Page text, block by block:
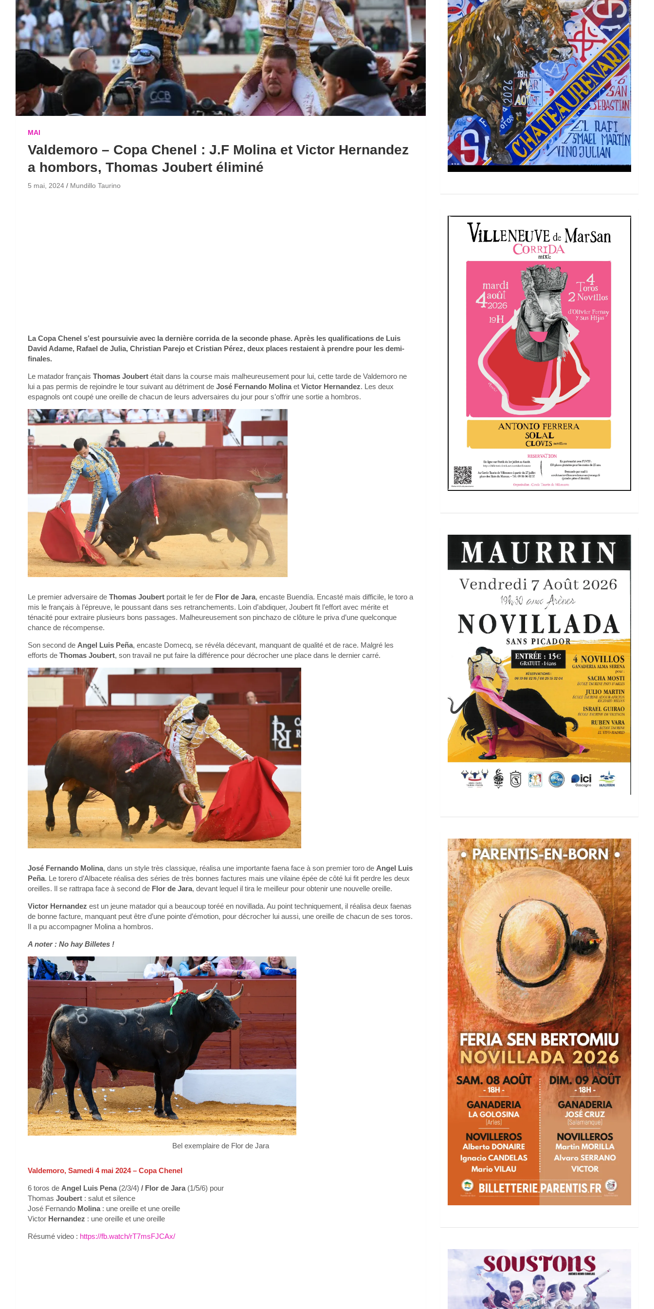
MAI
Valdemoro – Copa Chenel : J.F Molina et Victor Hernandez
a hombors, Thomas Joubert éliminé
5 mai, 2024 Mundillo Taurino
La Copa Chenel s’est poursuivie avec la dernière corrida de la seconde phase. Après les qualifications de Luis
David Adame, Rafael de Julia, Christian Parejo et Cristian Pérez, deux places restaient à prendre pour les demi-
finales.
Le matador français Thomas Joubert était dans la course mais malheureusement pour lui, cette tarde de Valdemoro ne
lui a pas permis de rejoindre le tour suivant au détriment de José Fernando Molinaet Victor Hernandez. Les deux
espagnols ont coupé une oreille de chacun de leurs adversaires du jour pour s’offrir une sortie a hombros.
Le premier adversaire de Thomas Joubert portait le fer de Flor de Jara, encaste Buendía. Encasté mais difficile, le toro a
mis le français à l’épreuve, le poussant dans ses retranchements. Loin d’abdiquer, Joubert fit l’effort avec mérite et
ténacité pour extraire plusieurs bons passages. Malheureusement son pinchazo de clôture le priva d’une quelconque
chance de récompense.
Son second de Angel Luis Peña, encaste Domecq, se révéla décevant, manquant de qualité et de race. Malgré les
efforts de Thomas Joubert, son travail ne put faire la différence pour décrocher une place dans le dernier carré.
José Fernando Molina, dans un style très classique, réalisa une importante faena face à son premier toro de Angel Luis
Peña. Le torero d’Albacete réalisa des séries de très bonnes factures mais une vilaine épée de côté lui fit perdre les deux
oreilles. Il se rattrapa face à second de Flor de Jara, devant lequel il tira le meilleur pour obtenir une nouvelle oreille.
Victor Hernandez est un jeune matador qui a beaucoup toréé en novillada. Au point techniquement, il réalisa deux faenas
de bonne facture, manquant peut être d’une pointe d’émotion, pour décrocher lui aussi, une oreille de chacun de ses toros.
Il a pu accompagner Molina a hombros.
A noter : No hay Billetes !
Bel exemplaire de Flor de Jara
Valdemoro, Samedi 4 mai 2024 – Copa Chenel
6 toros de Angel Luis Pena (2/3/4) / Flor de Jara(1/5/6) pour
Thomas Joubert : salut et silence
José Fernando Molina: une oreille et une oreille
Victor Hernandez : une oreille et une oreille
Résumé video : https://fb.watch/rT7msFJCAx/